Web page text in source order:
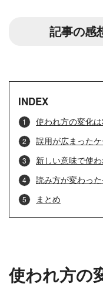
記事の感
INDEX
使われ方の変化
誤用が広まった
新しい意味で使
読み方が変わっ
まとめ
使われ方の